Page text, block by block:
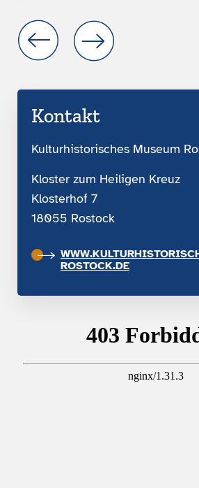
Kontakt
Kulturhistorisches Museum
Kloster zum Heiligen Kreuz
Klosterhof 7
18055 Rostock
ROSTOCK.DE